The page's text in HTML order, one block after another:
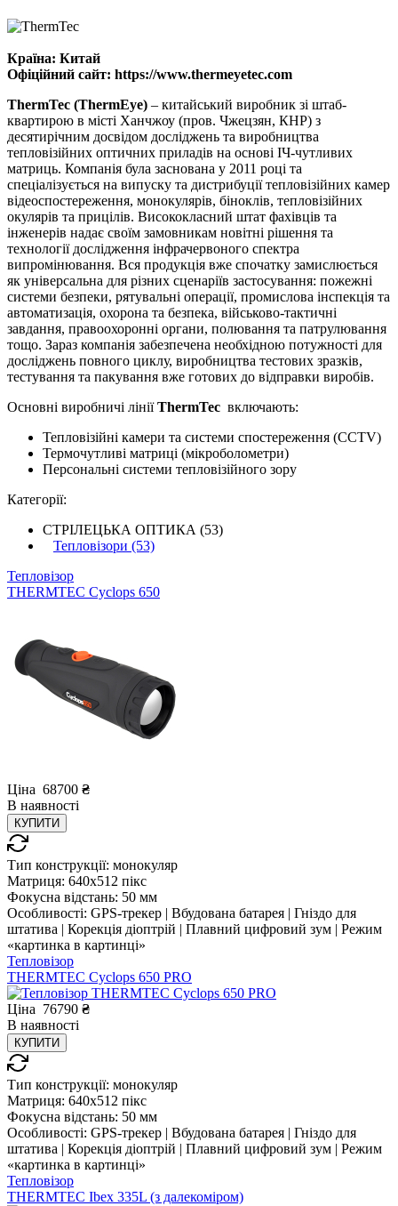
Країна: Китай
Офіційний сайт: https://www.thermeyetec.com
ThermTec (ThermEye) – китайський виробник зі штаб-
квартирою в місті Ханчжоу (пров. Чжецзян, КНР) з
десятирічним досвідом досліджень та виробництва
тепловізійних оптичних приладів на основі ІЧ-чутливих
матриць. Компанія була заснована у 2011 році та
спеціалізується на випуску та дистрибуції тепловізійних камер
відеоспостереження, монокулярів, біноклів, тепловізійних
окулярів та прицілів. Висококласний штат фахівців та
інженерів надає своїм замовникам новітні рішення та
технології дослідження інфрачервоного спектра
випромінювання. Вся продукція вже спочатку замислюється
як універсальна для різних сценаріїв застосування: пожежні
системи безпеки, рятувальні операції, промислова інспекція та
автоматизація, охорона та безпека, військово-тактичні
завдання, правоохоронні органи, полювання та патрулювання
тощо. Зараз компанія забезпечена необхідною потужності для
досліджень повного циклу, виробництва тестових зразків,
тестування та пакування вже готових до відправки виробів.
Основні виробничі лініїThermTec включають:
Тепловізійні камери та системи спостереження (CCTV)
Термочутливі матриці (мікроболометри)
Персональні системи тепловізійного зору
Категорії:
СТРІЛЕЦЬКА ОПТИКА (53)
Тепловізори (53)
Тепловізор
THERMTEC Cyclops 650
Ціна 68700 ₴
В наявності
КУПИТИ
Тип конструкції: монокуляр
Матриця: 640x512 пікс
Фокусна відстань: 50 мм
Особливості: GPS-трекер | Вбудована батарея | Гніздо для
штатива | Корекція діоптрій | Плавний цифровий зум | Режим
«картинка в картинці»
Тепловізор
THERMTEC Cyclops 650 PRO
Ціна 76790 ₴
В наявності
КУПИТИ
Тип конструкції: монокуляр
Матриця: 640x512 пікс
Фокусна відстань: 50 мм
Особливості: GPS-трекер | Вбудована батарея | Гніздо для
штатива | Корекція діоптрій | Плавний цифровий зум | Режим
«картинка в картинці»
Тепловізор
THERMTEC Ibex 335L (з далекоміром)